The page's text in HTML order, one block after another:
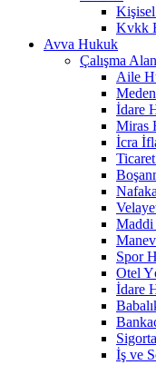
Kvkk
Avva Hukuk
Çalışma
Aile
İdare
Miras
İcra
Maddi
Spor
Otel
İdare
İş ve